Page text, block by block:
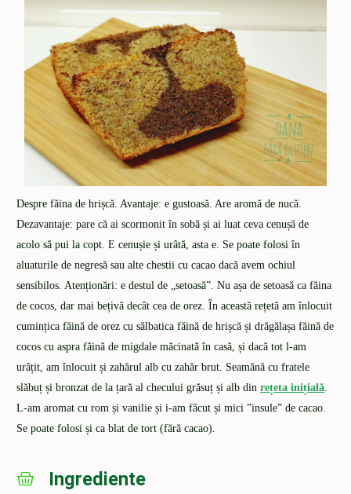
Despre făina de hrișcă. Avantaje: e gustoasă. Are aromă de nucă.
Dezavantaje: pare că ai scormonit în sobă și ai luat ceva cenușă de
acolo să pui la copt. E cenușie și urâtă, asta e. Se poate folosi în
aluaturile de negresă sau alte chestii cu cacao dacă avem ochiul
sensibilos. Atenționări: e destul de „setoasă”. Nu așa de setoasă ca făina
de cocos, dar mai bețivă decât cea de orez. În această rețetă am înlocuit
cumințica făină de orez cu sălbatica făină de hrișcă și drăgălașa făină de
cocos cu aspra făină de migdale măcinată în casă, și dacă tot l-am
urâțit, am înlocuit și zahărul alb cu zahăr brut. Seamănă cu fratele
slăbuț și bronzat de la țară al checului grăsuț și alb dinrețeta inițială
L-am aromat cu rom și vanilie și i-am făcut și mici ”insule” de cacao.
Se poate folosi și ca blat de tort (fără cacao).
Ingrediente